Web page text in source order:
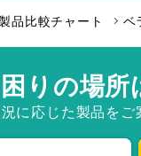
設置場所に
品比較チャート ベ
りの場所
に応じた製品を ご